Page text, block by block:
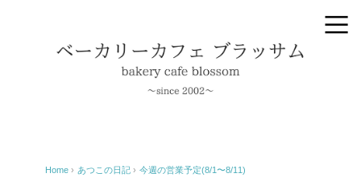
Home › あつこの日記 › 今週の営業予定(8/1〜8/11)